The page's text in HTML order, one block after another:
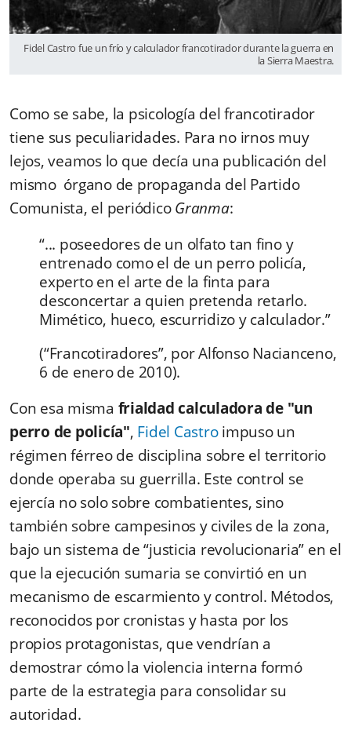
Fidel Castro fue un frío y calculador francotirador durante la guerra en
la Sierra Maestra.
Como se sabe, la psicología del francotirador
tiene sus peculiaridades. Para no irnos muy
lejos, veamos lo que decía una publicación del
mismo órgano de propaganda del Partido
Comunista, el periódicoGranma:
“... poseedores de un olfato tan fino y
entrenado como el de un perro policía,
experto en el arte de la finta para
desconcertar a quien pretenda retarlo.
Mimético, hueco, escurridizo y calculador.”
(“Francotiradores”, por Alfonso Nacianceno,
6 de enero de 2010).
Con esa misma frialdad calculadora de "un
perro de policía", Fidel Castroimpuso un
régimen férreo de disciplina sobre el territorio
donde operaba su guerrilla. Este control se
ejercía no solo sobre combatientes, sino
también sobre campesinos y civiles de la zona,
bajo un sistema de “justicia revolucionaria” en el
que la ejecución sumaria se convirtió en un
mecanismo de escarmiento y control. Métodos,
reconocidos por cronistas y hasta por los
propios protagonistas, que vendrían a
demostrar cómo la violencia interna formó
parte de la estrategia para consolidar su
autoridad.